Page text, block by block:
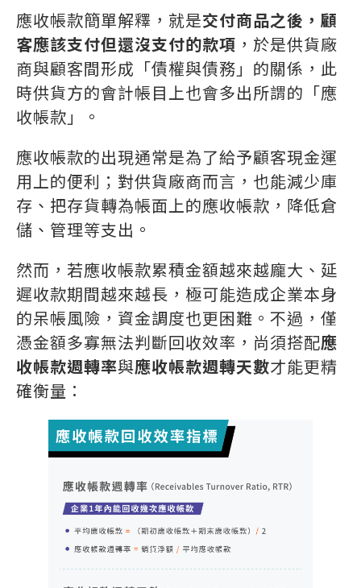
應收帳款簡單解釋，就是交付商品之後，顧
客應該支付但還沒支付的款項 ，於是供貨廠
商與顧客間形成「債權與債務」的關係，此
時供貨方的會計帳目上也會多出所謂的「應
收帳款」。
應收帳款的出現通常是為了給予顧客現金運
用上的便利；對供貨廠商而言，也能減少庫
存、把存貨轉為帳面上的應收帳款，降低倉
儲、管理等支出。
然而，若應收帳款累積金額越來越龐大、延
遲收款期間越來越長，極可能造成企業本身
的呆帳風險，資金調度也更困難。不過，僅
憑金額多寡無法判斷回收效率，尚須搭配應
收帳款週轉率與應收帳款週轉天數才能更精
確衡量：